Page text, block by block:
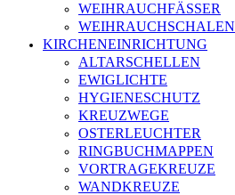
WEIHRAUCHFÄSSER
WEIHRAUCHSCHALEN
KIRCHENEINRICHTUNG
ALTARSCHELLEN
EWIGLICHTE
HYGIENESCHUTZ
KREUZWEGE
OSTERLEUCHTER
RINGBUCHMAPPEN
VORTRAGEKREUZE
WANDKREUZE